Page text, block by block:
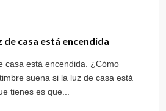
de casa está encendida
casa está encendida. ¿Cómo
suena si la luz de casa está
tienes es que...